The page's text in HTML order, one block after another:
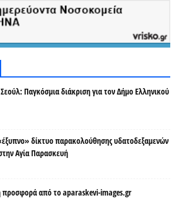
Παγκόσμια διάκριση για τον Δήμο Ελληνικού
δίκτυο παρακολούθησης υδατοδεξαμενών
Αγία Παρασκευή
προσφορά από το aparaskevi-images.gr